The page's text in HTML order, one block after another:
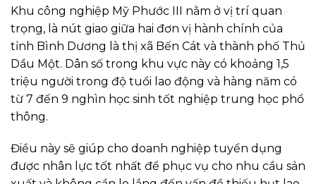
Khu công nghiệp Mỹ Phước III nằm ở vị trí quan
trọng, là nút giao giữa hai đơn vị hành chính của
tỉnh Bình Dương là thị xã Bến Cát và thành phố Thủ
Dầu Một. Dân số trong khu vực này có khoảng 1,5
triệu người trong độ tuổi lao động và hàng năm có
từ 7 đến 9 nghìn học sinh tốt nghiệp trung học phổ
thông.
Điều này sẽ giúp cho doanh nghiệp tuyển dụng
được nhân lực tốt nhất để phục vụ cho nhu cầu sản